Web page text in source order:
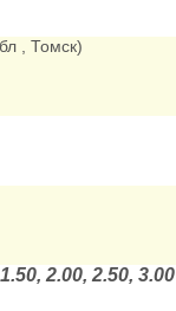
, Томск)
2.00, 2.50, 3.00